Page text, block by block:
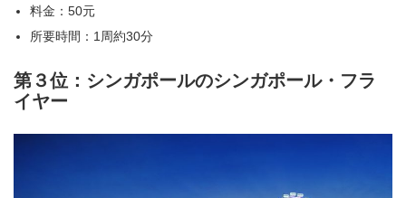
料金：50元
所要時間：1周約30分
第３位：シンガポールのシンガポール・フラ
イヤー